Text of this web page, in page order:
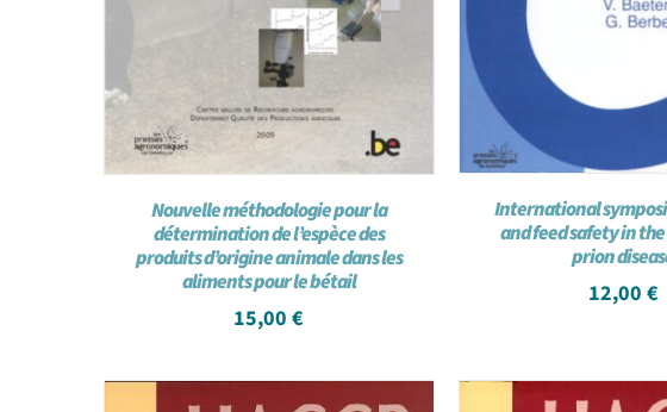
Nouvelle méthodologie pour la
détermination de l’espèce des
produits d’origine animale dans les
aliments pour le bétail
15,00€
International
and feed safety in
prion
12,00 €